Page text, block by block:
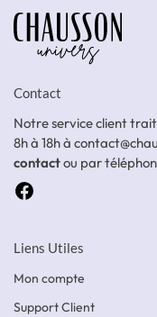
Contact
Notre service client
8h à 18h à
contactou par
Liens Utiles
Mon compte
Support Client